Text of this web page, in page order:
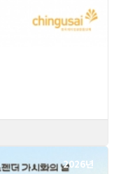
2026년